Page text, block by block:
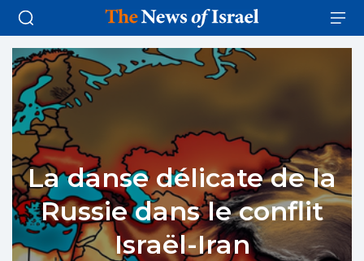
La danse délicate de la
Russie dans le conflit
Israël-Iran